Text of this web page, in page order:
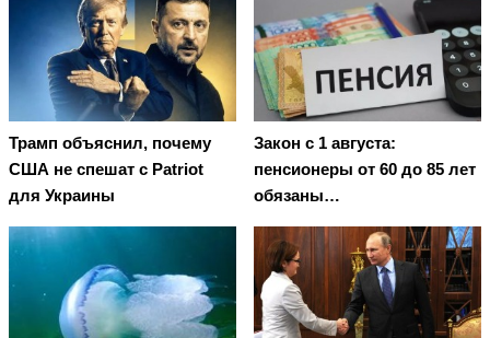
Трамп объяснил, почему
США не спешат с Patriot
для Украины
Закон с 1 августа:
пенсионеры от 60 до 85 лет
обязаны…